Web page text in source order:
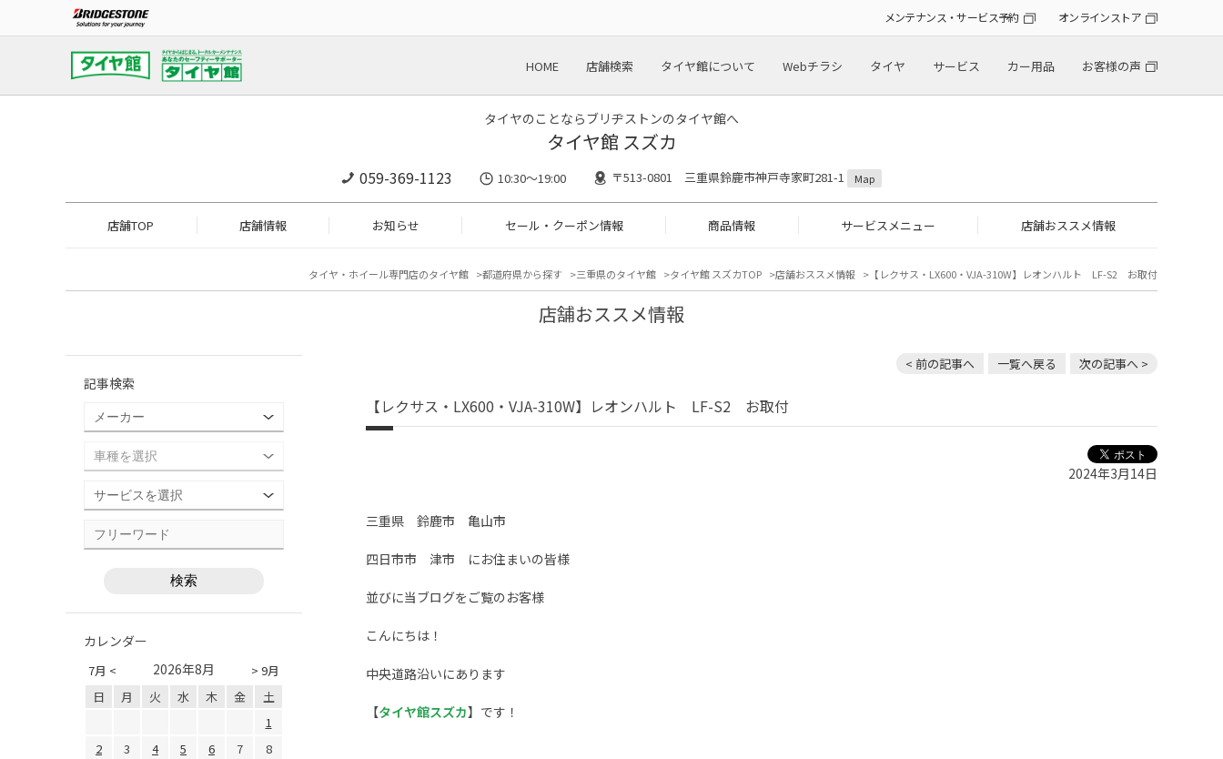
メンテナンス・サービス予約 オンラインストア
HOME 店舗検索 タイヤ館について Webチラシ タイヤ サービス カー用品 お客様の声
タイヤのことならブリヂストンのタイヤ館へ
タイヤ館 スズカ
059-369-1123 10:30～19:00 〒513-0801 三重県鈴鹿市神戸寺家町281-1 Map
店舗TOP 店舗情報 お知らせ セール・クーポン情報 商品情報 サービスメニュー 店舗おススメ情報
タイヤ・ホイール専門店のタイヤ館 都道府県から探す 三重県のタイヤ館 タイヤ館 スズカTOP 店舗おススメ情報 【レクサス・LX600・VJA-310W】レオンハルト LF-S2 お取付
店舗おススメ情報
< 前の記事へ 一覧へ戻る 次の記事へ >
【レクサス・LX600・VJA-310W】レオンハルト LF-S2 お取付
2024年3月14日
三重県 鈴鹿市 亀山市
四日市市 津市 にお住まいの皆様
並びに当ブログをご覧のお客様
こんにちは！
中央道路沿いにあります
【タイヤ館スズカ】です！
記事検索
カレンダー
7月 < > 9月
2026年8月
日 月 火 水 木 金
土
1
2
3 4 5 6 7
8